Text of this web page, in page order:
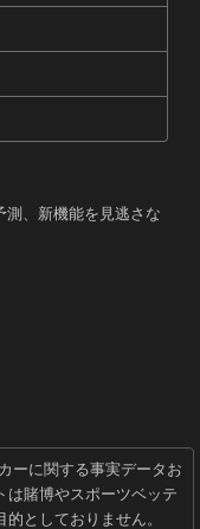
測、新機能を見逃さな
ーに関する事実データお
は賭博やスポーツベッテ
としておりません。